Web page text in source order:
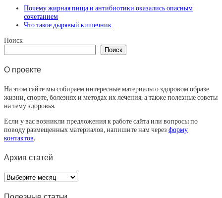
Почему жирная пища и антибиотики оказались опасным
сочетанием
Что такое дырявый кишечник
Поиск
Поиск
О проекте
На этом сайте мы собираем интересные материалы о здоровом образе
жизни, спорте, болезнях и методах их лечения, а также полезные советы
на тему здоровья.
Если у вас возникли предложения к работе сайта или вопросы по
поводу размещенных материалов, напишите нам через форму
контактов.
Архив статей
Архив
статей